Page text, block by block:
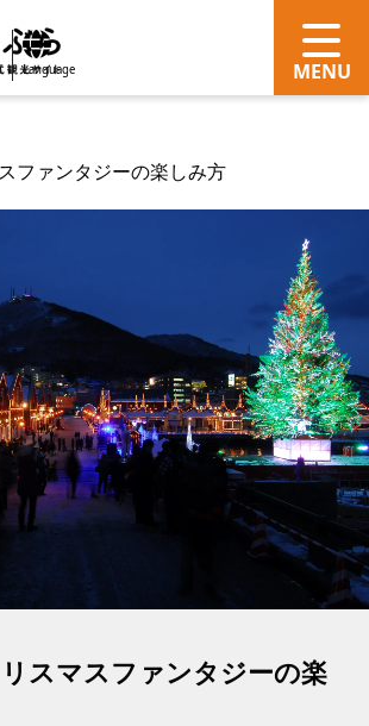
Language
ファンタジーの楽しみ方
スマスファンタジーの楽